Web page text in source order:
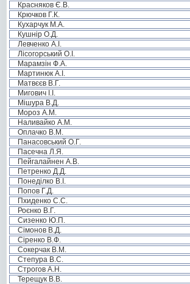
Красняков Є.В.
Крючков Г.К.
Кухарчук М.А.
Кушнір О.Д.
Левченко А.І.
Лісогорський О.І.
Марамзін Ф.А.
Мартинюк А.І.
Матвєєв В.Г.
Мигович І.І.
Мішура В.Д.
Мороз А.М.
Наливайко А.М.
Оплачко В.М.
Панасовський О.Г.
Пасечна Л.Я.
Пейгалайнен А.В.
Петренко Д.Д.
Понеділко В.І.
Попов Г.Д.
Пхиденко С.С.
Роєнко В.Г.
Сизенко Ю.П.
Сімонов В.Д.
Сіренко В.Ф.
Сокерчак В.М.
Степура В.С.
Строгов А.Н.
Терещук В.В.